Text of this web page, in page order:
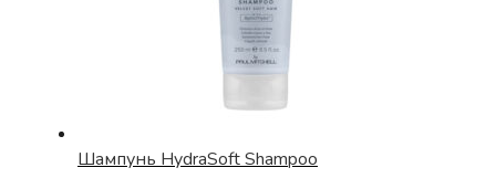
Шампунь HydraSoft Shampoo